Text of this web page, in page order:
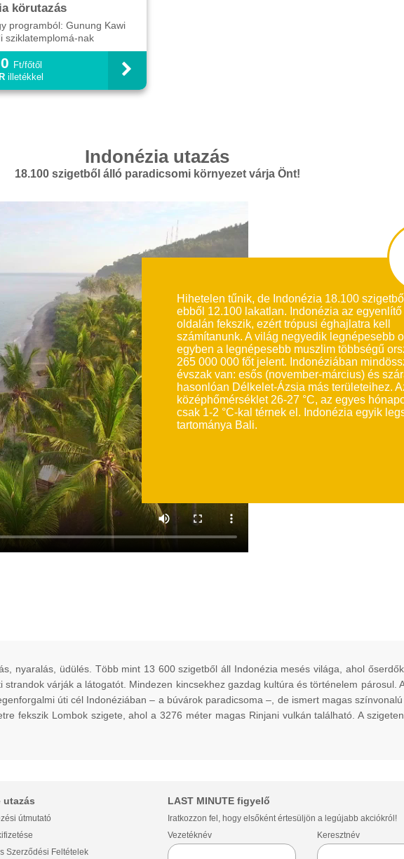
körutazás
programból: Gunung Kawi
sziklatemplomá-nak
mely a Pakerisan folyó
A templomhoz
riz...
Ft/főtől
illetékkel
Indonézia utazás
18.100 szigetből álló paradicsomi környezet várja Önt!
Hihetelen tűnik, de Indonézia 18.100
ebből 12.100 lakatlan. Indonézia az egyenlítő
oldalán fekszik, ezért trópusi éghajlatra kell
számítanunk. A világ negyedik legnépesebb
egyben a legnépesebb muszlim többségű
265 000 000 főt jelent. Indonéziában
évszak van: esős (november-március) és
hasonlóan Délkelet-Ázsia más területeihez.
középhőmérséklet 26-27 °C, az egyes
csak 1-2 °C-kal térnek el. Indonézia egyik
tartománya Bali.
nyaralás, üdülés. Több mint 13 600 szigetből áll Indonézia mesés világa, ahol
várják a látogatót. Mindezen kincsekhez gazdag kultúra és történelem párosul.
úti cél Indonéziában – a búvárok paradicsoma –, de ismert magas
fekszik Lombok szigete, ahol a 3276 méter magas Rinjani vulkán található. A
LAST MINUTE figyelő
Iratkozzon fel, hogy elsőként értesüljön a legújabb akciókról!
Vezetéknév
Keresztnév
utazás
útmutató
Szerződési Feltételek